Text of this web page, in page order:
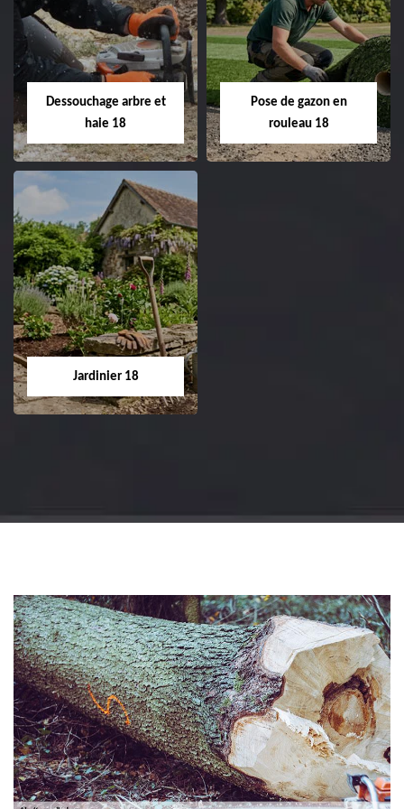
Taille de haie 18
Entreprise taille de haie
18 Cher tel:
02.52.56.49.40
Tonte et réfection
de pelouse 18
Entreprise tonte et
Cher tel: 02.52.56.49.40
Dessouchage arbre et
haie 18
Dessouchage arbre
et haie 18
Entreprise dessouchage
arbre et haie 18 Cher
Pose de gazon en
rouleau 18
Jardinier 18